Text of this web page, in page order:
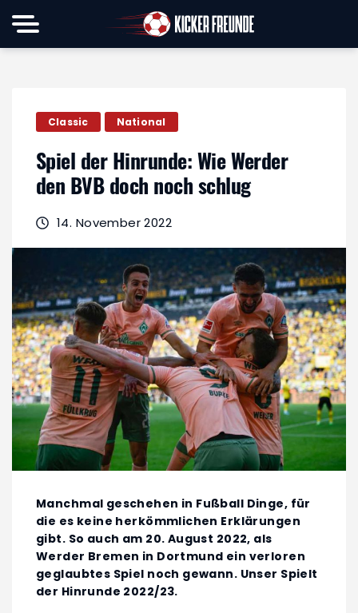
Classic National
Spiel der Hinrunde: Wie Werder
den BVB doch noch schlug
14. November 2022
Manchmal geschehen in Fußball Dinge, für
die es keine herkömmlichen Erklärungen
gibt. So auch am 20. August 2022, als
Werder Bremen in Dortmund ein verloren
geglaubtes Spiel noch gewann. Unser Spielt
der Hinrunde 2022/23.